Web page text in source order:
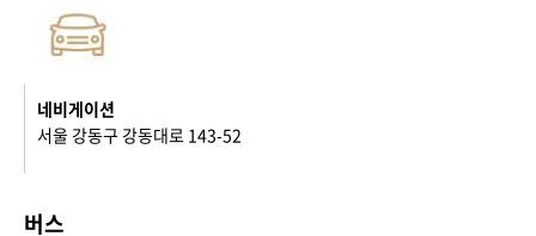
네비게이션
서울 강동구 강동대로 143-52
버스